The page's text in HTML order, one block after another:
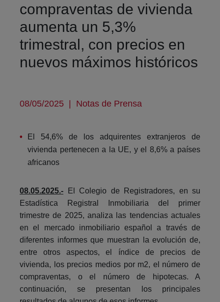
compraventas de vivienda
aumenta un 5,3%
trimestral, con precios en
nuevos máximos históricos
08/05/2025 | Notas de Prensa
El 54,6% de los adquirentes extranjeros de
vivienda pertenecen a la UE, y el 8,6% a países
africanos
08.05.2025.- El Colegio de Registradores, en su
Estadística Registral Inmobiliaria del primer
trimestre de 2025, analiza las tendencias actuales
en el mercado inmobiliario español a través de
diferentes informes que muestran la evolución de,
entre otros aspectos, el índice de precios de
vivienda, los precios medios por m2, el número de
compraventas, o el número de hipotecas. A
continuación, se presentan los principales